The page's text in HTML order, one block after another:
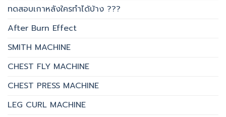
ทดสอบเกาหลังใครทำได้บ้าง ???
After Burn Effect
SMITH MACHINE
CHEST FLY MACHINE
CHEST PRESS MACHINE
LEG CURL MACHINE